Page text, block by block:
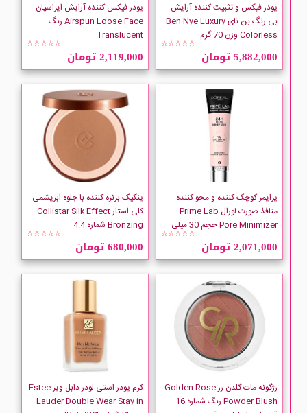
پودر فیکس و تثبیت کننده آرایش
بی رنگ بن نای Ben Nye Luxury
Colorless وزن 70 گرم
☆☆☆☆☆
5,882,000 تومان
پودر فیکس کننده آرایش ایراسپان
Airspun Loose Face رنگ
Translucent
☆☆☆☆☆
2,119,000 تومان
پرایمر کوچک کننده و محو کننده
منافذ صورت لورال Prime Lab
Pore Minimizer حجم 30 میلی
☆☆☆☆☆
2,071,000 تومان
پنکیک برنزه کننده با جلوه ابریشمی
کلی استار Collistar Silk Effect
Bronzing شماره 4.4
☆☆☆☆☆
680,000 تومان
رژگونه مات گلدن رز Golden Rose
Powder Blush رنگ شماره 16
کرم پودر استی لودر دابل ویر Estee
Lauder Double Wear Stay in